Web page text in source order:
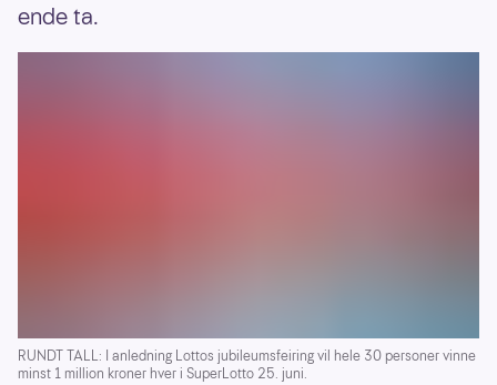
ende ta.
RUNDT TALL: I anledning Lottos jubileumsfeiring vil hele 30 personer vinne
minst 1 million kroner hver i SuperLotto 25. juni.